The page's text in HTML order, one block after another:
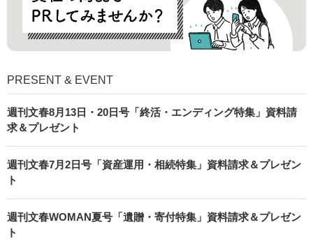
PRESENT & EVENT
週刊文春8月13日・20日号「終活・エンディング特集」資料請
求＆プレゼント
週刊文春7月2日号「資産運用・相続特集」資料請求＆プレゼン
ト
週刊文春WOMAN夏号「遺贈・寄付特集」資料請求＆プレゼン
ト